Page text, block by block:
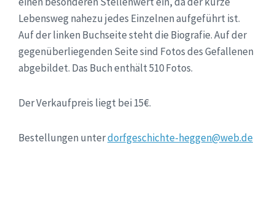
Lebensweg nahezu jedes Einzelnen aufgeführt ist.
Auf der linken Buchseite steht die Biografie. Auf der
gegenüberliegenden Seite sind Fotos des Gefallenen
abgebildet. Das Buch enthält 510 Fotos.
Der Verkaufpreis liegt bei 15€.
Bestellungen unterdorfgeschichte-heggen@web.de